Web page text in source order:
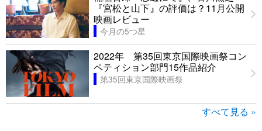
『宮松と山下』の評価は？11月公開
映画レビュー
今月の5つ星
2022年 第35回東京国際映画祭コン
ペティション部門15作品紹介
第35回東京国際映画祭
すべて見る »